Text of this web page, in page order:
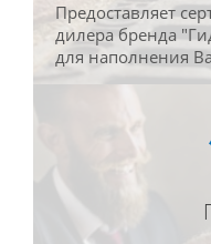
Предоставляет
дилера бренда
для наполнения